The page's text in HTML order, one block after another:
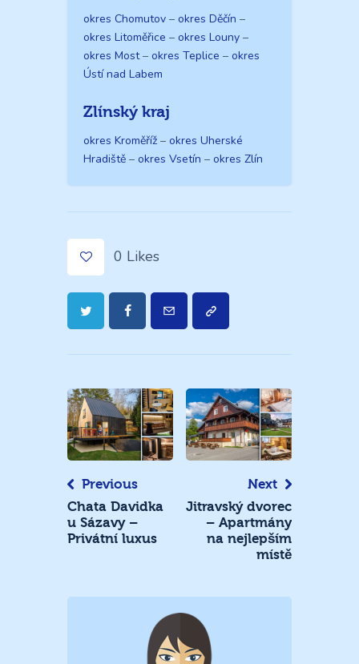
okres Chomutov – okres Děčín –
okres Litoměřice – okres Louny –
okres Most– okres Teplice – okres
Ústí nad Labem
Zlínský kraj
okres Kroměříž – okres Uherské
Hradiště – okres Vsetín – okres Zlín
0 Likes
Navigace
pro
příspěvek
Previous
Chata Davidka
u Sázavy –
Privátní luxus
Next
Jitravský dvorec
– Apartmány
na nejlepším
místě